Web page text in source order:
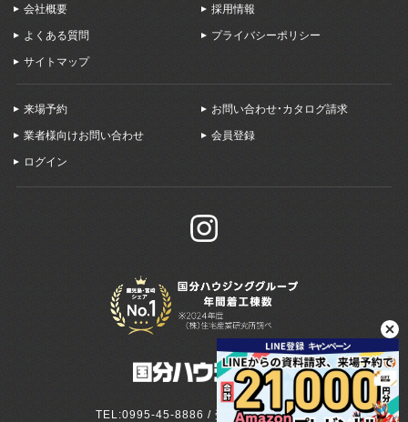
会社概要 採用情報
よくある質問 プライバシーポリシー
サイトマップ
来場予約 お問い合わせ・カタログ請求
業者様向けお問い合わせ 会員登録
ログイン
TEL:0995-45-8886 / 受付:9:00～18:00